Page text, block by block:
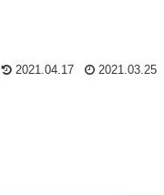
2021.04.17 2021.03.25